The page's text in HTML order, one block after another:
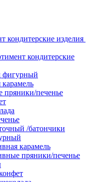
кондитерские изделия
кондитерские
фигурный
карамель
пряники/печенье
/батончики
карамель
пряники/печенье